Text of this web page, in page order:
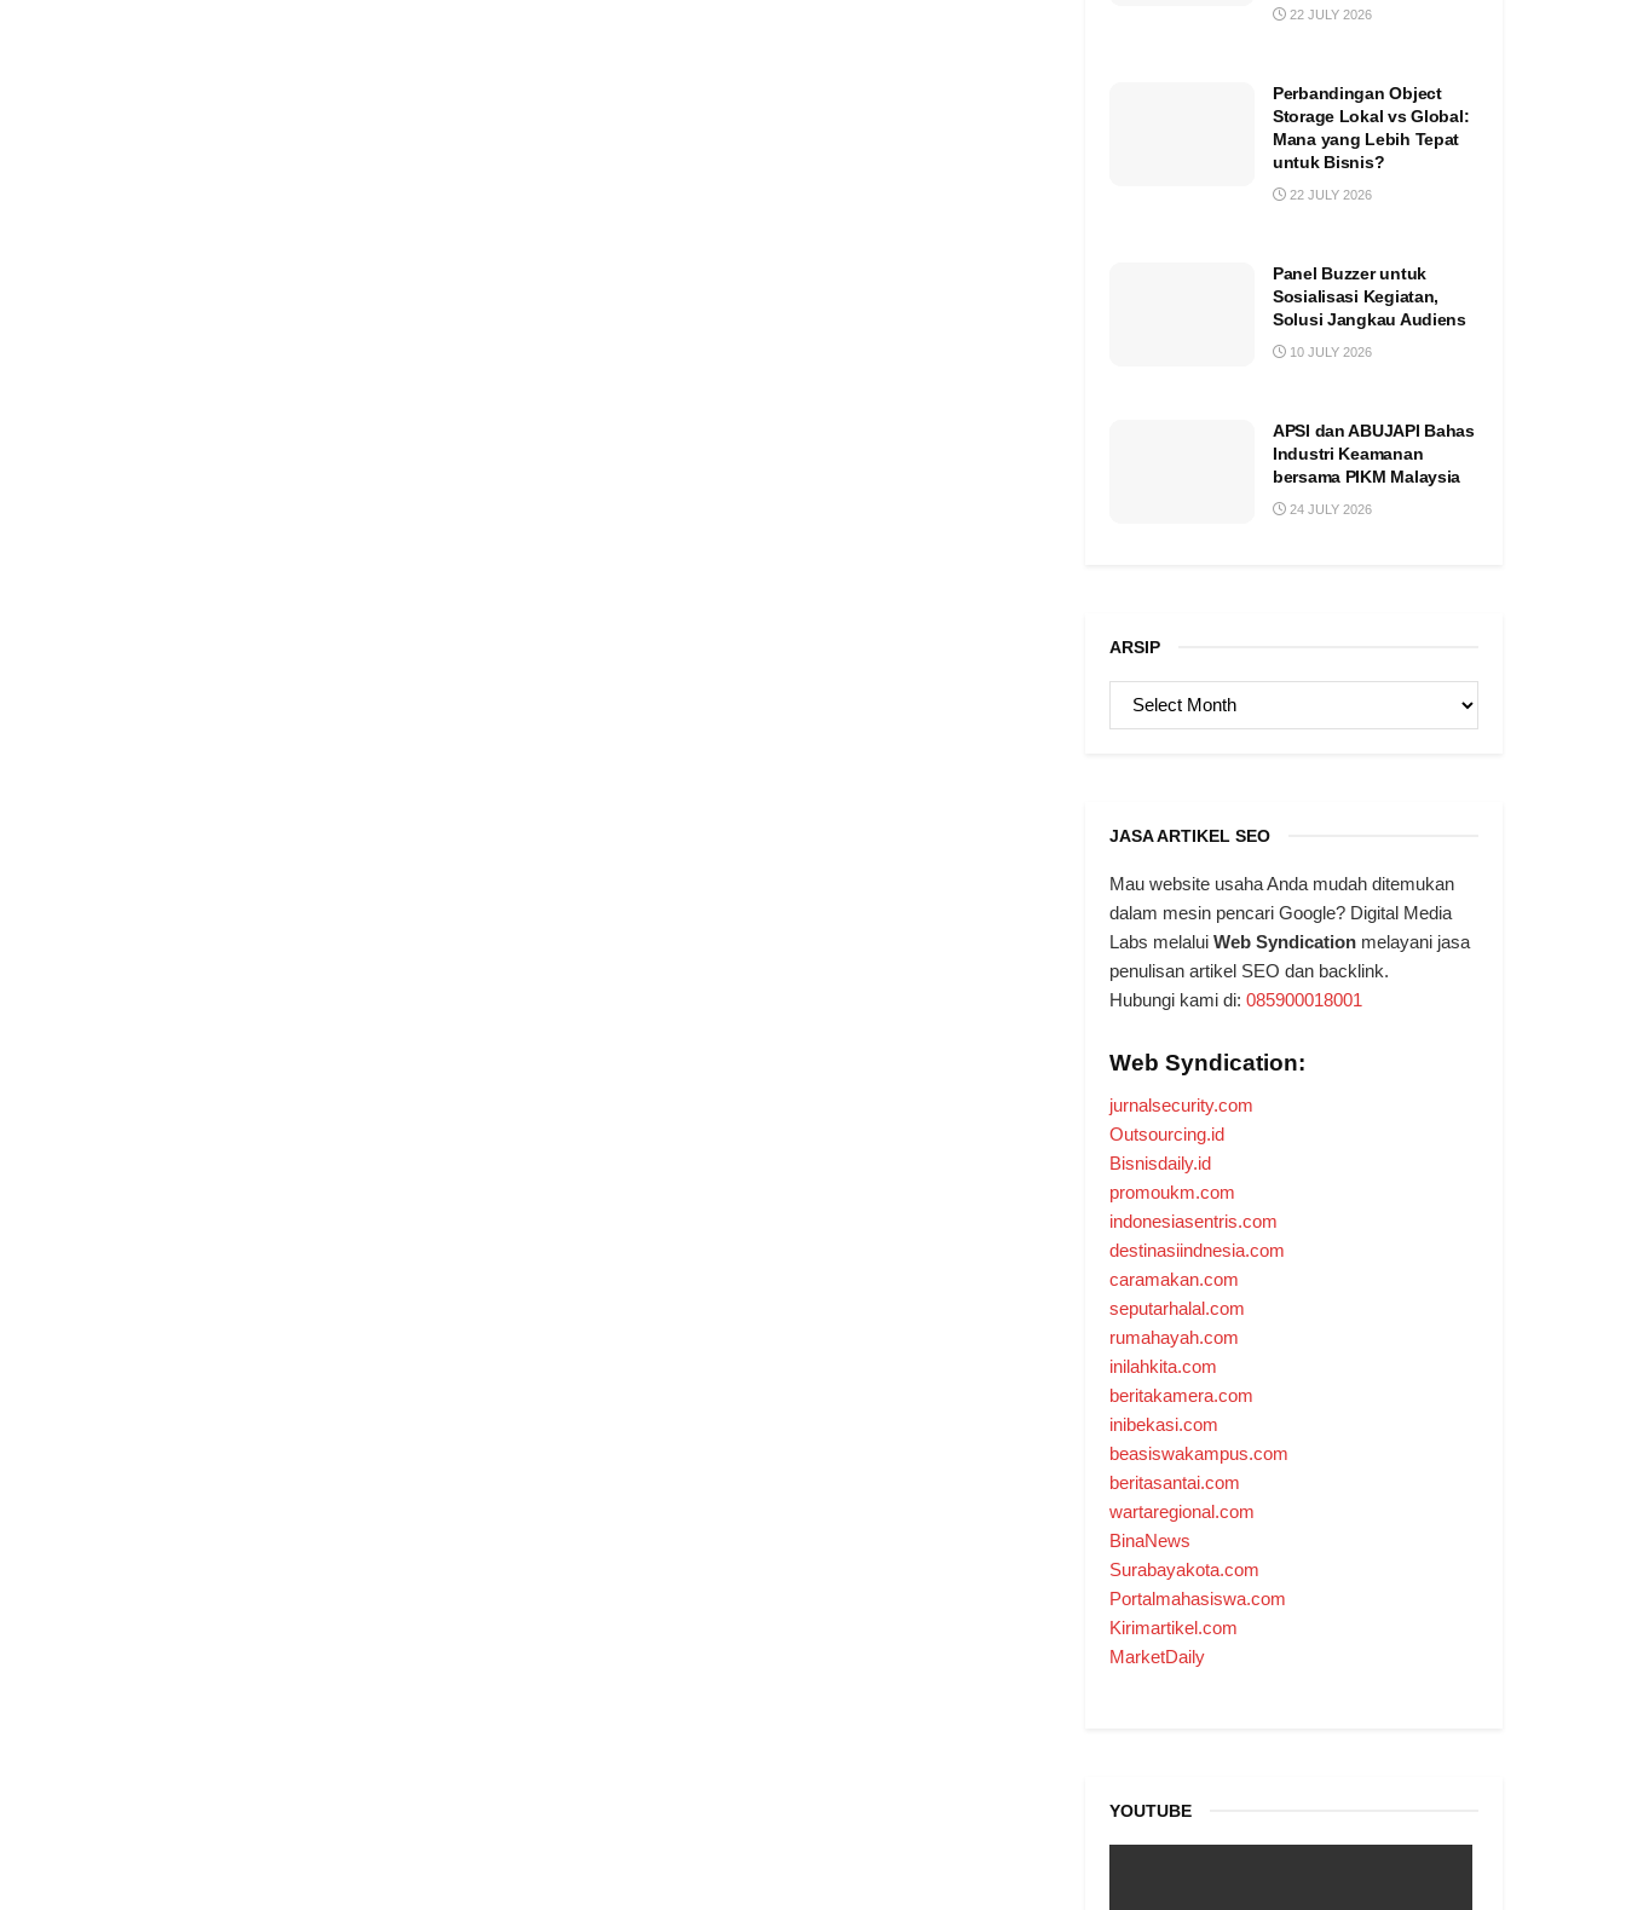
22 JULY 2026
Perbandingan Object
Storage Lokal vs Global:
Mana yang Lebih Tepat
untuk Bisnis?
22 JULY 2026
Panel Buzzer untuk
Sosialisasi Kegiatan,
Solusi Jangkau Audiens
10 JULY 2026
APSI dan ABUJAPI Bahas
Industri Keamanan
bersama PIKM Malaysia
24 JULY 2026
ARSIP
ARSIP
JASA ARTIKEL SEO
Mau website usaha Anda mudah ditemukan
dalam mesin pencari Google? Digital Media
Labs melalui Web Syndication melayani jasa
penulisan artikel SEO dan backlink.
Hubungi kami di: 085900018001
Web Syndication:
jurnalsecurity.com
Outsourcing.id
Bisnisdaily.id
promoukm.com
indonesiasentris.com
destinasiindnesia.com
caramakan.com
seputarhalal.com
rumahayah.com
inilahkita.com
beritakamera.com
inibekasi.com
beasiswakampus.com
beritasantai.com
wartaregional.com
BinaNews
Surabayakota.com
Portalmahasiswa.com
Kirimartikel.com
MarketDaily
YOUTUBE